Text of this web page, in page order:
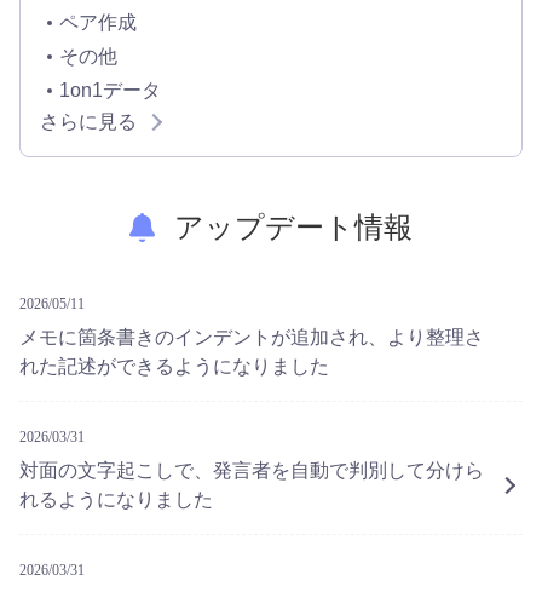
ペア作成
その他
1on1データ
さらに見る
アップデート情報
2026/05/11
メモに箇条書きのインデントが追加され、より整理さ
れた記述ができるようになりました
2026/03/31
対面の文字起こしで、発言者を自動で判別して分けら
れるようになりました
2026/03/31